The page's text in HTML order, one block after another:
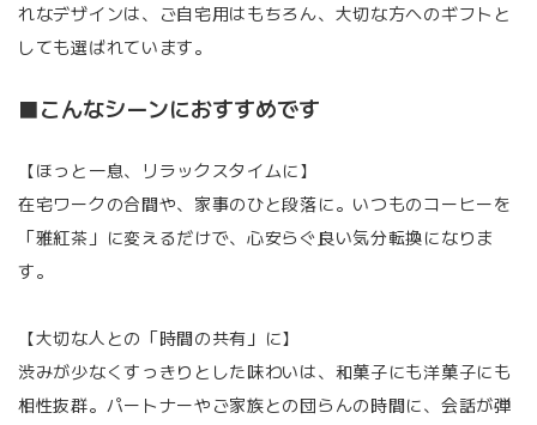
れなデザインは、ご自宅用はもちろん、大切な方へのギフトと
しても選ばれています。
■こんなシーンにおすすめです
【ほっと一息、リラックスタイムに】
在宅ワークの合間や、家事のひと段落に。いつものコーヒーを
「雅紅茶」に変えるだけで、心安らぐ良い気分転換になりま
す。
【大切な人との「時間の共有」に】
渋みが少なくすっきりとした味わいは、和菓子にも洋菓子にも
相性抜群。パートナーやご家族との団らんの時間に、会話が弾